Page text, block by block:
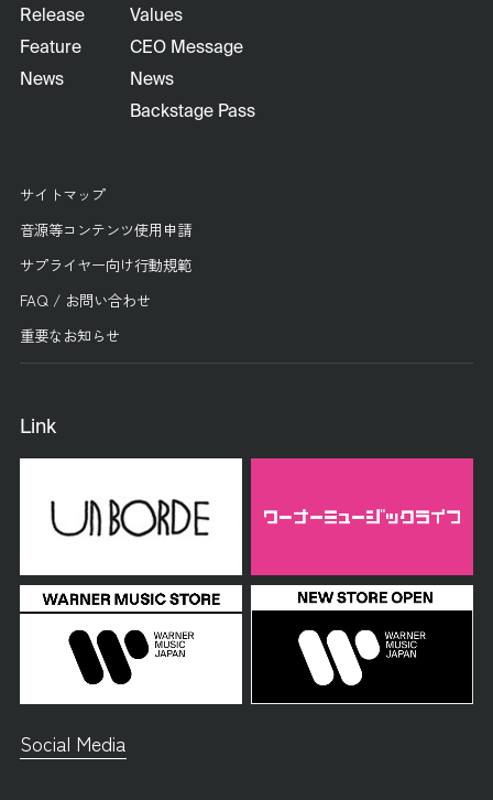
Release
Feature
News
Values
CEO Message
News
Backstage Pass
サイトマップ
音源等コンテンツ使用申請
サプライヤー向け行動規範
FAQ / お問い合わせ
重要なお知らせ
Link
Social Media